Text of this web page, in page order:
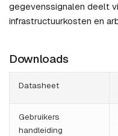
gegevenssignalen deelt
infrastructuurkosten en
Downloads
Datasheet
Gebruikers
handleiding